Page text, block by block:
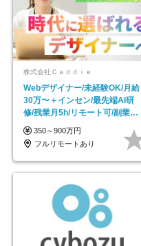
株式会社Ｃａｄｄｉｅ
Webデザイナー/未経験OK/月給
30万〜＋インセン/最先端AI研
修/残業月5h/リモート可/副業
OK
350～900万円
フルリモートあり